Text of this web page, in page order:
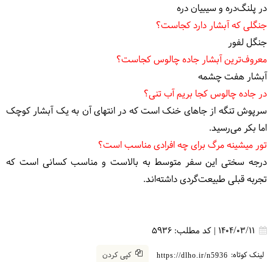
در پلنگ‌دره و سیبیان دره
جنگلی که آبشار دارد کجاست؟
جنگل لفور
معروف‌ترین آبشار جاده چالوس کجاست؟
آبشار هفت چشمه
در جاده چالوس کجا بریم آب تنی؟
سرپوش تنگه از جاهای خنک است که در انتهای آن به یک آبشار کوچک
اما بکر می‌رسید.
تور میشینه مرگ برای چه افرادی مناسب است؟
درجه سختی این سفر متوسط به بالاست و مناسب کسانی است که
تجربه قبلی طبیعت‌گردی داشته‌اند.
1404/03/11
| کد مطلب: 5936
لینک کوتاه: https://dlho.ir/n5936 کپی کردن